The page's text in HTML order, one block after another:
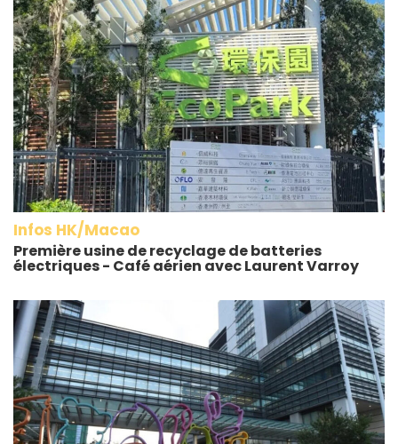
Infos HK/Macao
Première usine de recyclage de batteries
électriques - Café aérien avec Laurent Varroy